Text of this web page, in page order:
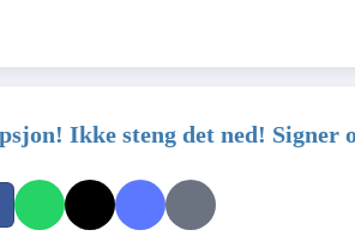
Ikke steng det ned! Signer